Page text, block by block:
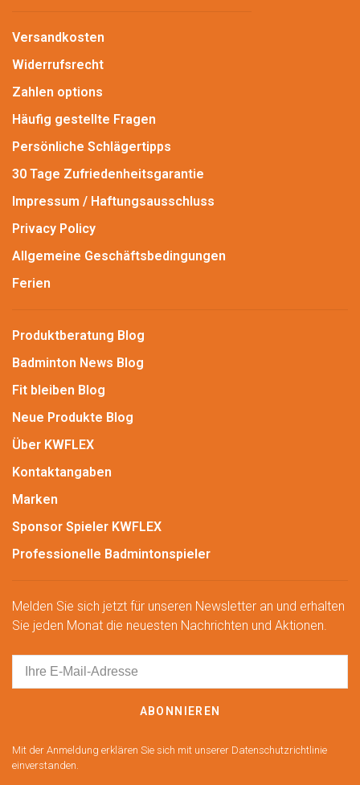
Versandkosten
Widerrufsrecht
Zahlen options
Häufig gestellte Fragen
Persönliche Schlägertipps
30 Tage Zufriedenheitsgarantie
Impressum / Haftungsausschluss
Privacy Policy
Allgemeine Geschäftsbedingungen
Ferien
Produktberatung Blog
Badminton News Blog
Fit bleiben Blog
Neue Produkte Blog
Über KWFLEX
Kontaktangaben
Marken
Sponsor Spieler KWFLEX
Professionelle Badmintonspieler
Melden Sie sich jetzt für unseren Newsletter an und erhalten
Sie jeden Monat die neuesten Nachrichten und Aktionen.
ABONNIEREN
Mit der Anmeldung erklären Sie sich mit unserer Datenschutzrichtlinie
einverstanden.